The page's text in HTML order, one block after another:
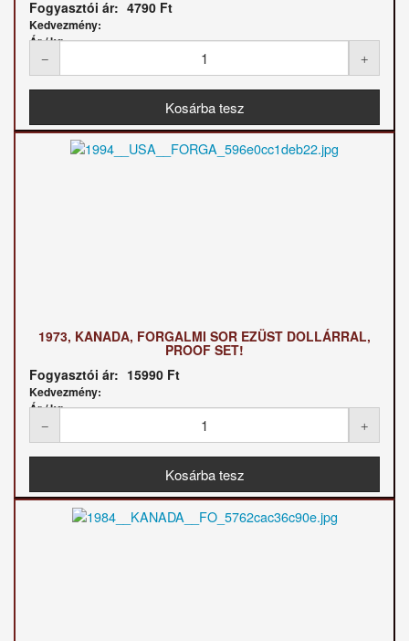
Fogyasztói ár: 4790 Ft
Kedvezmény:
Ár / kg:
1973, KANADA, FORGALMI SOR EZÜST DOLLÁRRAL,
PROOF SET!
Fogyasztói ár: 15990 Ft
Kedvezmény:
Ár / kg: